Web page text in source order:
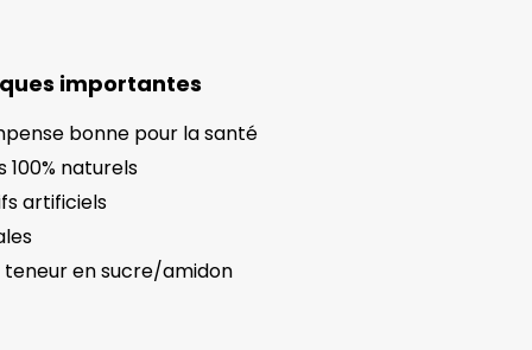
importantes
bonne pour la santé
100% naturels
artificiels
teneur en sucre/amidon